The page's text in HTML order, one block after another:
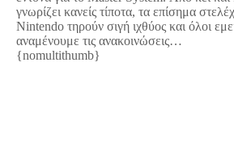
γνωρίζει κανείς τίποτα, τα επίσημα
Nintendo τηρούν σιγή ιχθύος και όλοι
αναμένουμε τις ανακοινώσεις…
{nomultithumb}